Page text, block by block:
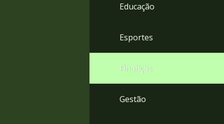
Educação
Esportes
Finanças
Gestão